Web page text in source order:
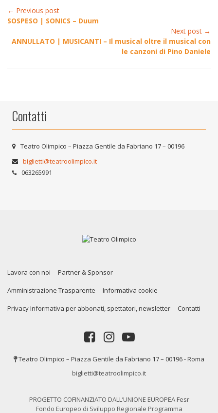
← Previous post
SOSPESO | SONICS – Duum
Next post →
ANNULLATO | MUSICANTI – Il musical oltre il musical con
le canzoni di Pino Daniele
Contatti
Teatro Olimpico – Piazza Gentile da Fabriano 17 – 00196
biglietti@teatroolimpico.it
063265991
Lavora con noi Partner & Sponsor
Amministrazione Trasparente Informativa cookie
Privacy Informativa per abbonati, spettatori, newsletter Contatti
Teatro Olimpico – Piazza Gentile da Fabriano 17 – 00196 - Roma
biglietti@teatroolimpico.it
PROGETTO COFINANZIATO DALL’UNIONE EUROPEA Fesr
Fondo Europeo di Sviluppo Regionale Programma